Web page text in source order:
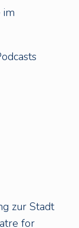
im
zur Stadt
for